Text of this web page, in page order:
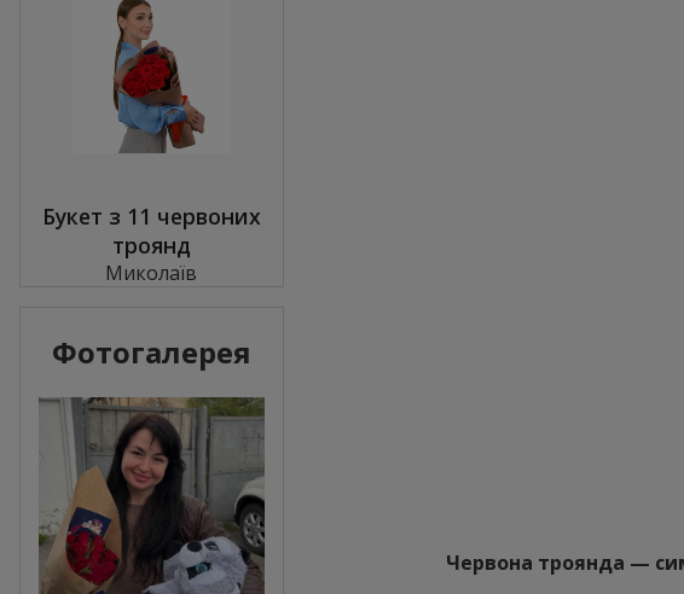
Червона троянда —
Букет з 11 червоних
троянд
Миколаїв
Фотогалерея